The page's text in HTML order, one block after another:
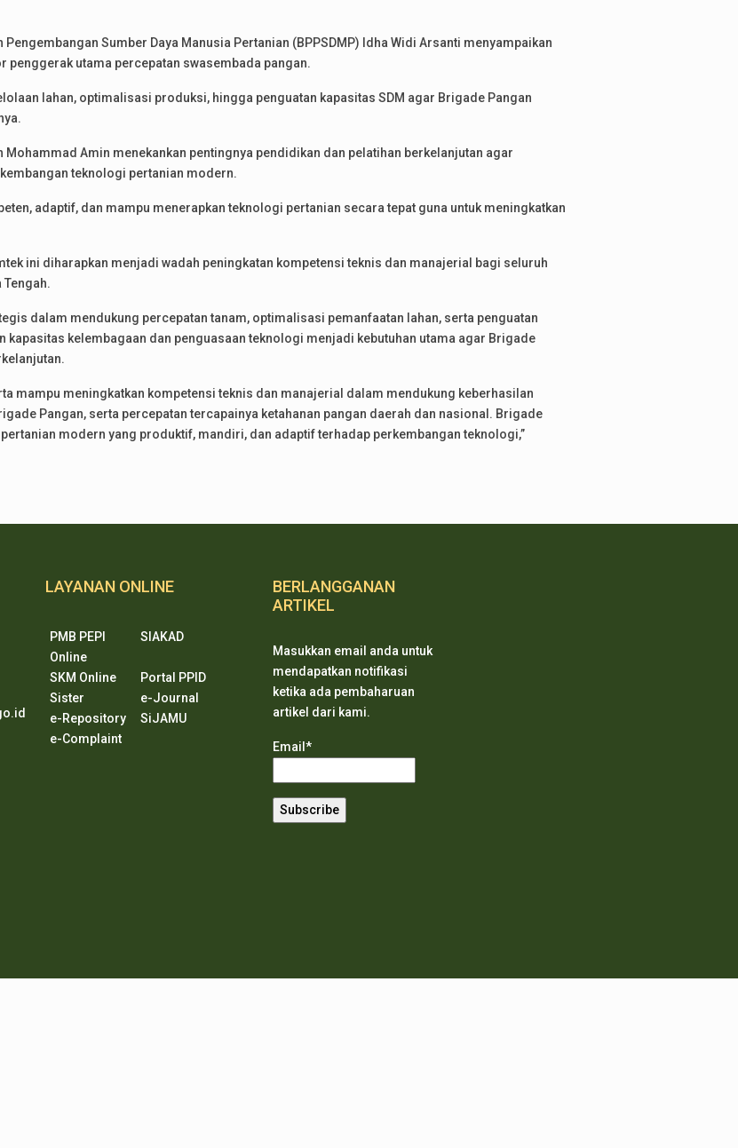
Sumber Daya Manusia Pertanian (BPPSDMP) Idha Widi Arsanti menyampaikan
utama percepatan swasembada pangan.
lahan, optimalisasi produksi, hingga penguatan kapasitas SDM agar Brigade Pangan
Amin menekankan pentingnya pendidikan dan pelatihan berkelanjutan agar
teknologi pertanian modern.
adaptif, dan mampu menerapkan teknologi pertanian secara tepat guna untuk meningkatkan
ini diharapkan menjadi wadah peningkatan kompetensi teknis dan manajerial bagi seluruh
dalam mendukung percepatan tanam, optimalisasi pemanfaatan lahan, serta penguatan
kapasitas kelembagaan dan penguasaan teknologi menjadi kebutuhan utama agar Brigade
mampu meningkatkan kompetensi teknis dan manajerial dalam mendukung keberhasilan
Pangan, serta percepatan tercapainya ketahanan pangan daerah dan nasional. Brigade
modern yang produktif, mandiri, dan adaptif terhadap perkembangan teknologi,”
LAYANAN ONLINE
PMB PEPI
Online
SIAKAD
SKM Online
Portal PPID
Sister
e-Journal
e-Repository
SiJAMU
e-Complaint
BERLANGGANAN
ARTIKEL
Masukkan email anda untuk
mendapatkan notifikasi
ketika ada pembaharuan
artikel dari kami.
Email*